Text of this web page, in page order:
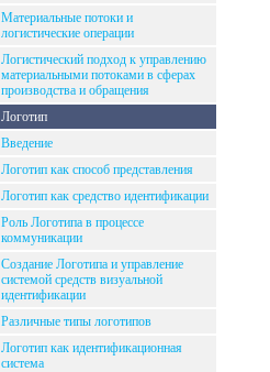
Материальные потоки и
логистические операции
Логистический подход к управлению
материальными потоками в сферах
производства и обращения
Логотип
Введение
Логотип как способ представления
Логотип как средство идентификации
Роль Логотипа в процессе
коммуникации
Создание Логотипа и управление
системой средств визуальной
идентификации
Различные типы логотипов
Логотип как идентификационная
система